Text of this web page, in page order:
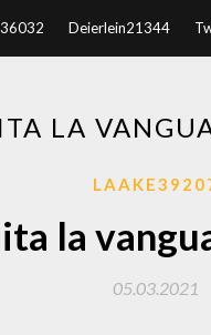
Deierlein21344
LA
la
05.03.2021